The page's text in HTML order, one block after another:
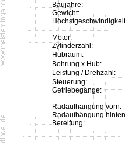
Baujahre:
Gewicht:
Motor:
Zylinderzahl:
Hubraum:
Bohrung x Hub:
Leistung / Drehzahl:
Steuerung:
Getriebegänge:
Radaufhängung vorn:
Radaufhängung
Bereifung: